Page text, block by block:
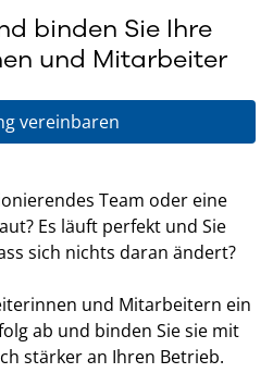
binden Sie Ihre
und Mitarbeiter
vereinbaren
Team oder eine
Es läuft perfekt und Sie
sich nichts daran ändert?
und Mitarbeitern ein
ab und binden Sie sie mit
stärker an Ihren Betrieb.